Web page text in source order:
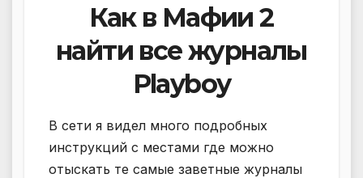
Как в Мафии 2
найти все журналы
Playboy
В сети я видел много подробных
инструкций с местами где можно
отыскать те самые заветные журналы